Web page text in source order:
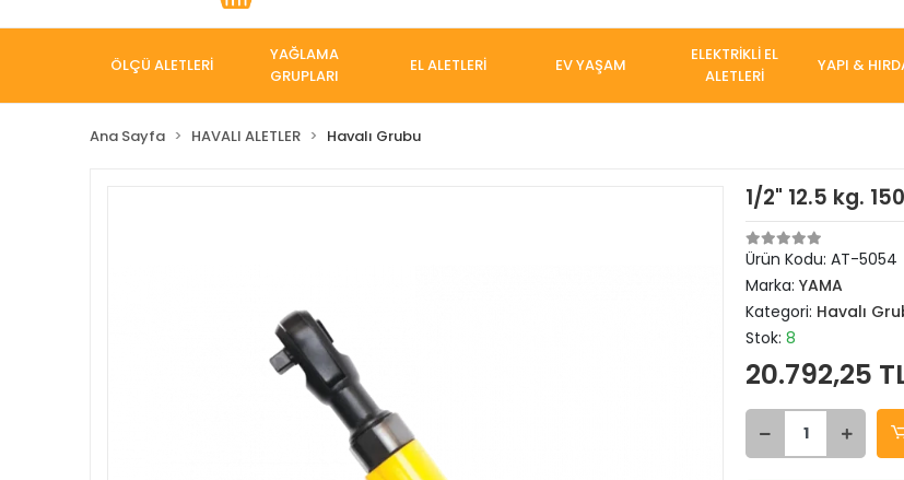
ÖLÇÜ ALETLERİ
YAĞLAMA
GRUPLARI
EL ALETLERİ EV YAŞAM
ELEKTRİKLİ EL
ALETLERİ
YAPI &
Ana Sayfa HAVALI ALETLER Havalı Grubu
1/2" 12.5 kg.
Ürün Kodu: AT-5054
Marka: YAMA
Kategori: Havalı
Stok: 8
20.792,25